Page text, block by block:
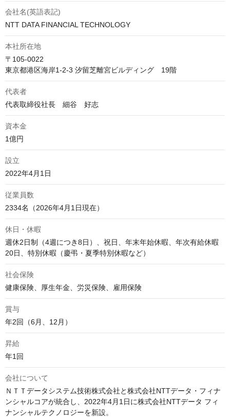
会社名(英語表記)
NTT DATA FINANCIAL TECHNOLOGY
本社所在地
〒105-0022
東京都港区海岸1-2-3 汐留芝離宮ビルディング　19階
代表者
代表取締役社長　細谷　好志
資本金
1億円
設立
2022年4月1日
従業員数
2334名（2026年4月1日現在）
休日・休暇
週休2日制（4週につき8日）、祝日、年末年始休暇、年次有給休暇
20日、特別休暇（慶弔・夏季特別休暇など）
社会保険
健康保険、厚生年金、労災保険、雇用保険
賞与
年2回（6月、12月）
昇給
年1回
会社について
ＮＴＴデータシステム技術株式会社と株式会社NTTデータ・フィナ
ンシャルコアが統合し、2022年4月1日に株式会社NTTデータ フィ
ナンシャルテクノロジーを新設。